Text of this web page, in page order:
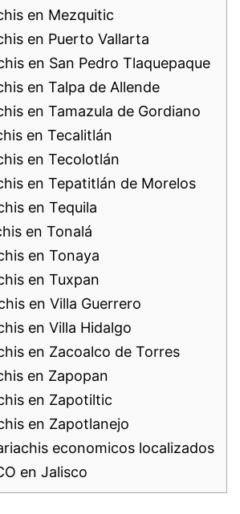
en Mezquitic
en Puerto Vallarta
en San Pedro Tlaquepaque
en Talpa de Allende
en Tamazula de Gordiano
en Tecalitlán
en Tecolotlán
en Tepatitlán de Morelos
en Tequila
en Tonalá
en Tonaya
en Tuxpan
en Villa Guerrero
en Villa Hidalgo
en Zacoalco de Torres
en Zapopan
en Zapotiltic
en Zapotlanejo
economicos localizados
en Jalisco